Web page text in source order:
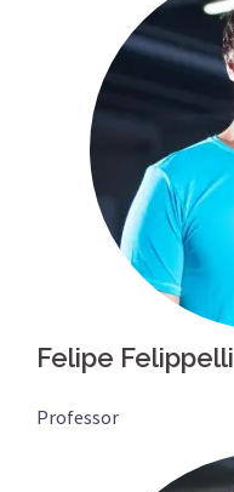
Felipe Felippelli
Professor